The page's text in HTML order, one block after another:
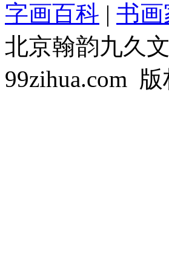
字画百科 | 书画
北京翰韵九久
99zihua.com